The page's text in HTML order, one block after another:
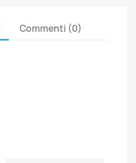
Commenti (0)